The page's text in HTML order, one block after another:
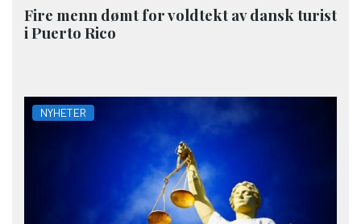
Fire menn dømt for voldtekt av dansk turist
i Puerto Rico
NYHETER